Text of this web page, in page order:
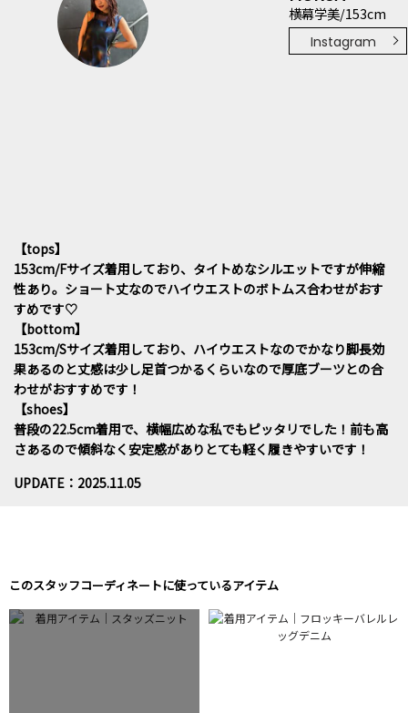
横幕学美/153cm
Instagram
【tops】
153cm/Fサイズ着用しており、タイトめなシルエットですが伸縮
性あり。ショート丈なのでハイウエストのボトムス合わせがおす
すめです♡
【bottom】
153cm/Sサイズ着用しており、ハイウエストなのでかなり脚長効
果あるのと丈感は少し足首つかるくらいなので厚底ブーツとの合
わせがおすすめです！
【shoes】
普段の22.5cm着用で、横幅広めな私でもピッタリでした！前も高
さあるので傾斜なく安定感がありとても軽く履きやすいです！
UPDATE：2025.11.05
このスタッフコーディネートに使っているアイテム